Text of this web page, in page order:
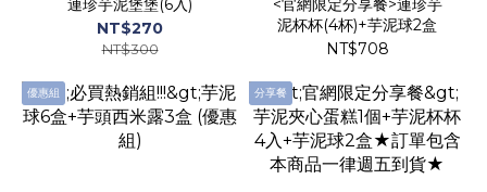
連珍芋泥堡堡(6入)
NT$270
NT$300
<官網限定分享餐>連珍芋
泥杯杯(4杯)+芋泥球2盒
NT$708
優惠組 分享餐